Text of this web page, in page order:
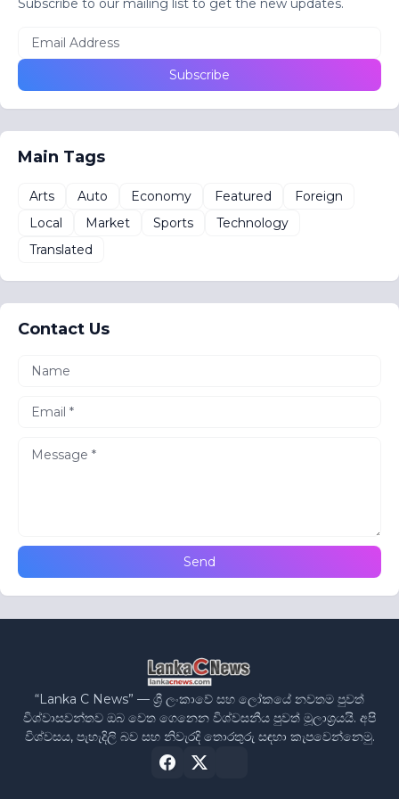
Subscribe to our mailing list to get the new updates.
Main Tags
Arts Auto Economy Featured
Foreign
Local
Market Sports
Technology
Translated
Contact Us
“Lanka C News” — ශ්‍රී ලංකාවේ සහ ලෝකයේ නවතම පුවත්
විශ්වාසවන්තව ඔබ වෙත ගෙනෙන විශ්වසනීය පුවත් මූලාශ්‍රයයි. අපි
විශ්වසය, පැහැදිලි බව සහ නිවැරදි තොරතුරු සඳහා කැපවෙන්නෙමු.